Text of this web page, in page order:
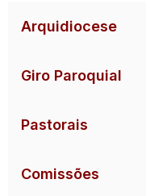
Arquidiocese
Giro Paroquial
Pastorais
Comissões